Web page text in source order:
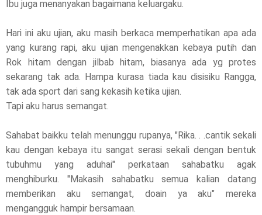
Ibu juga menanyakan bagaimana keluargaku.
Hari ini aku ujian, aku masih berkaca memperhatikan apa ada
yang kurang rapi, aku ujian mengenakkan kebaya putih dan
Rok hitam dengan jilbab hitam, biasanya ada yg protes
sekarang tak ada. Hampa kurasa tiada kau disisiku Rangga,
tak ada sport dari sang kekasih ketika ujian.
Tapi aku harus semangat.
Sahabat baikku telah menunggu rupanya, "Rika. . .cantik sekali
kau dengan kebaya itu sangat serasi sekali dengan bentuk
tubuhmu yang aduhai" perkataan sahabatku agak
menghiburku. "Makasih sahabatku semua kalian datang
memberikan aku semangat, doain ya aku" mereka
mengangguk hampir bersamaan.